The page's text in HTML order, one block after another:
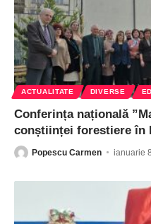
ACTUALITATE DIVERSE
Conferința națională
conștiinței forestiere în
Popescu Carmen ianuarie